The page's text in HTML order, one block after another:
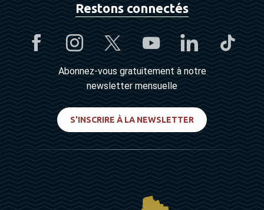
Restons connectés
Abonnez-vous gratuitement à notre
newsletter mensuelle
S'INSCRIRE À LA NEWSLETTER